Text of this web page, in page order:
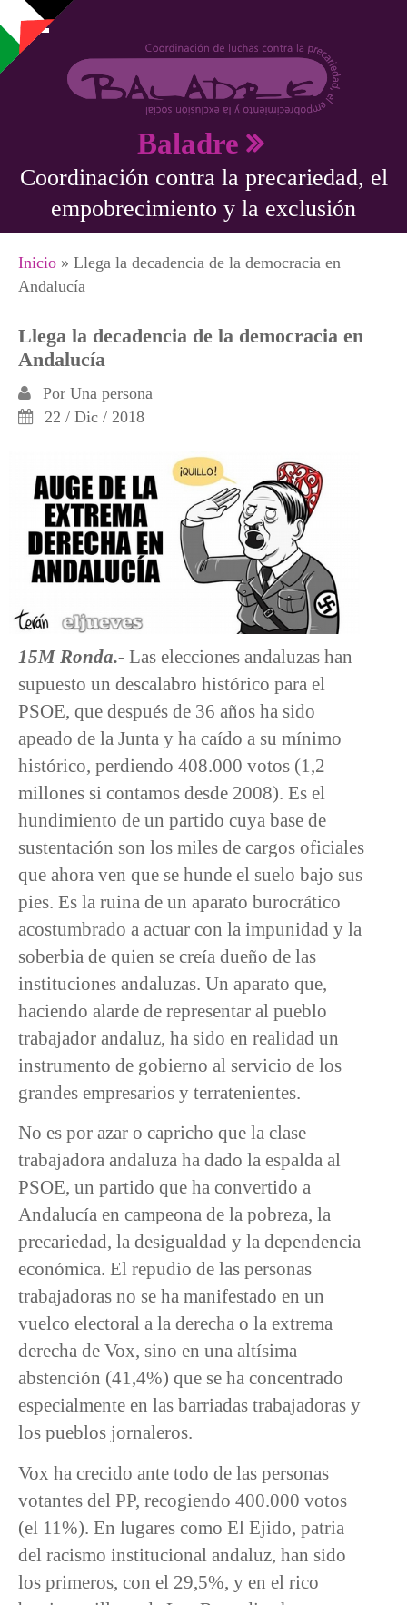
Pasar al contenido principal
Baladre
Coordinación contra la precariedad, el
empobrecimiento y la exclusión
Se encuentra usted aquí
Inicio » Llega la decadencia de la democracia en
Andalucía
Llega la decadencia de la democracia en
Andalucía
Por Una persona
22 / Dic / 2018
15M Ronda.- Las elecciones andaluzas han
supuesto un descalabro histórico para el
PSOE, que después de 36 años ha sido
apeado de la Junta y ha caído a su mínimo
histórico, perdiendo 408.000 votos (1,2
millones si contamos desde 2008). Es el
hundimiento de un partido cuya base de
sustentación son los miles de cargos oficiales
que ahora ven que se hunde el suelo bajo sus
pies. Es la ruina de un aparato burocrático
acostumbrado a actuar con la impunidad y la
soberbia de quien se creía dueño de las
instituciones andaluzas. Un aparato que,
haciendo alarde de representar al pueblo
trabajador andaluz, ha sido en realidad un
instrumento de gobierno al servicio de los
grandes empresarios y terratenientes.
No es por azar o capricho que la clase
trabajadora andaluza ha dado la espalda al
PSOE, un partido que ha convertido a
Andalucía en campeona de la pobreza, la
precariedad, la desigualdad y la dependencia
económica. El repudio de las personas
trabajadoras no se ha manifestado en un
vuelco electoral a la derecha o la extrema
derecha de Vox, sino en una altísima
abstención (41,4%) que se ha concentrado
especialmente en las barriadas trabajadoras y
los pueblos jornaleros.
Vox ha crecido ante todo de las personas
votantes del PP, recogiendo 400.000 votos
(el 11%). En lugares como El Ejido, patria
del racismo institucional andaluz, han sido
los primeros, con el 29,5%, y en el rico